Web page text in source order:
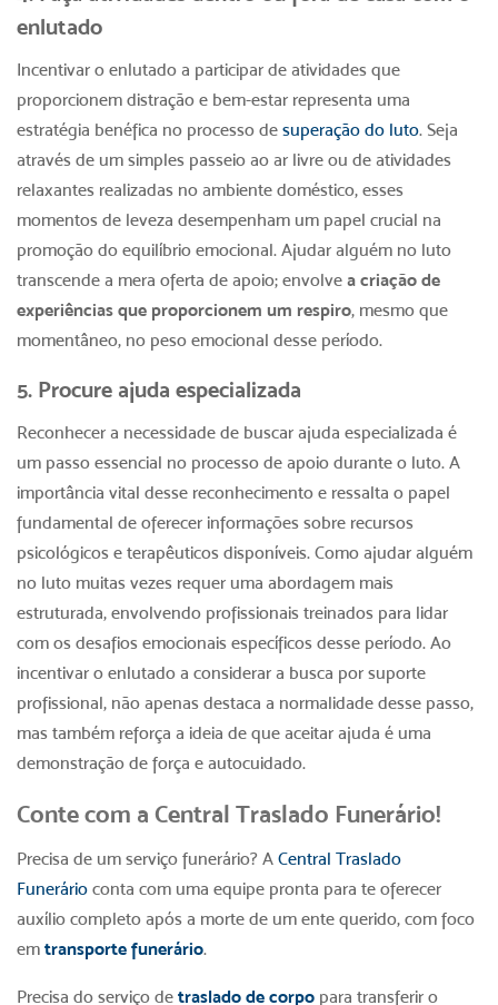
enlutado
Incentivar o enlutado a participar de atividades que
proporcionem distração e bem-estar representa uma
estratégia benéfica no processo de superação do luto. Seja
através de um simples passeio ao ar livre ou de atividades
relaxantes realizadas no ambiente doméstico, esses
momentos de leveza desempenham um papel crucial na
promoção do equilíbrio emocional. Ajudar alguém no luto
transcende a mera oferta de apoio; envolve a criação de
experiências que proporcionem um respiro, mesmo que
momentâneo, no peso emocional desse período.
5. Procure ajuda especializada
Reconhecer a necessidade de buscar ajuda especializada é
um passo essencial no processo de apoio durante o luto. A
importância vital desse reconhecimento e ressalta o papel
fundamental de oferecer informações sobre recursos
psicológicos e terapêuticos disponíveis. Como ajudar alguém
no luto muitas vezes requer uma abordagem mais
estruturada, envolvendo profissionais treinados para lidar
com os desafios emocionais específicos desse período. Ao
incentivar o enlutado a considerar a busca por suporte
profissional, não apenas destaca a normalidade desse passo,
mas também reforça a ideia de que aceitar ajuda é uma
demonstração de força e autocuidado.
Conte com a Central Traslado Funerário!
Precisa de um serviço funerário? A Central Traslado
Funerário conta com uma equipe pronta para te oferecer
auxílio completo após a morte de um ente querido, com foco
em transporte funerário.
Precisa do serviço de traslado de corpo para transferir o